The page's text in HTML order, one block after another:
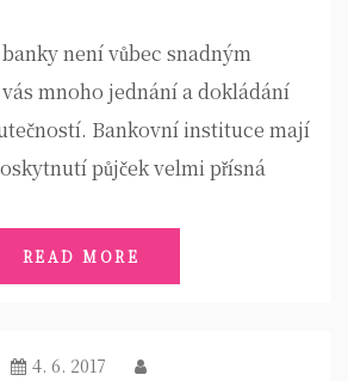
není vůbec snadným
mnoho jednání a dokládání
Bankovní instituce mají
půjček velmi přísná
READ MORE
4. 6. 2017